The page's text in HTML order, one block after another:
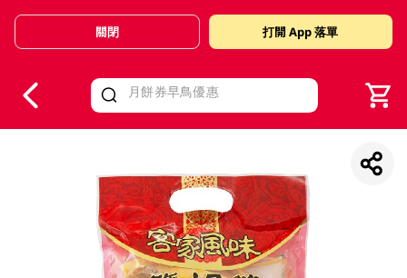
Valid Until 30 June 2026
關閉 打開 App 落單